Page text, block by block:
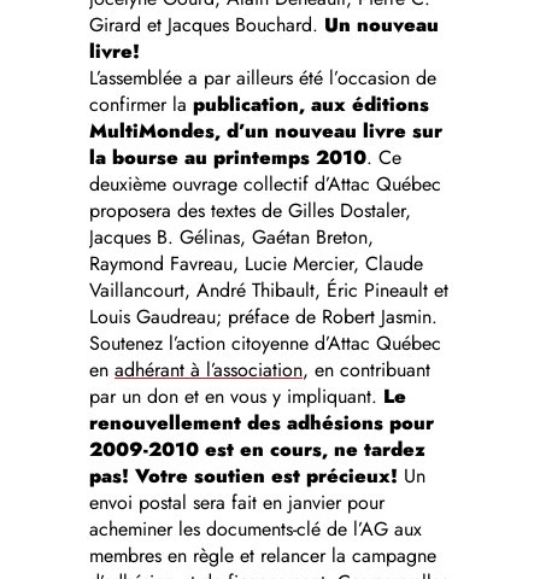
Girard et Jacques Bouchard. Un nouveau
livre!
L’assemblée a par ailleurs été l’occasion de
confirmer la publication, aux éditions
MultiMondes, d’un nouveau livre sur
la bourse au printemps 2010. Ce
deuxième ouvrage collectif d’Attac Québec
proposera des textes de Gilles Dostaler,
Jacques B. Gélinas, Gaétan Breton,
Raymond Favreau, Lucie Mercier, Claude
Vaillancourt, André Thibault, Éric Pineault et
Louis Gaudreau; préface de Robert Jasmin.
Soutenez l’action citoyenne d’Attac Québec
en adhérant à l’association, en contribuant
par un don et en vous y impliquant. Le
renouvellement des adhésions pour
2009-2010 est en cours, ne tardez
pas! Votre soutien est précieux! Un
envoi postal sera fait en janvier pour
acheminer les documents-clé de l’AG aux
membres en règle et relancer la campagne